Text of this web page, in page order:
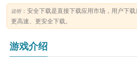
说明：安全下载是直接下载应用市场，用户下
更高速、更安全下载。
游戏介绍